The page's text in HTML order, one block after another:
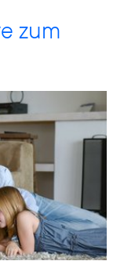
zum